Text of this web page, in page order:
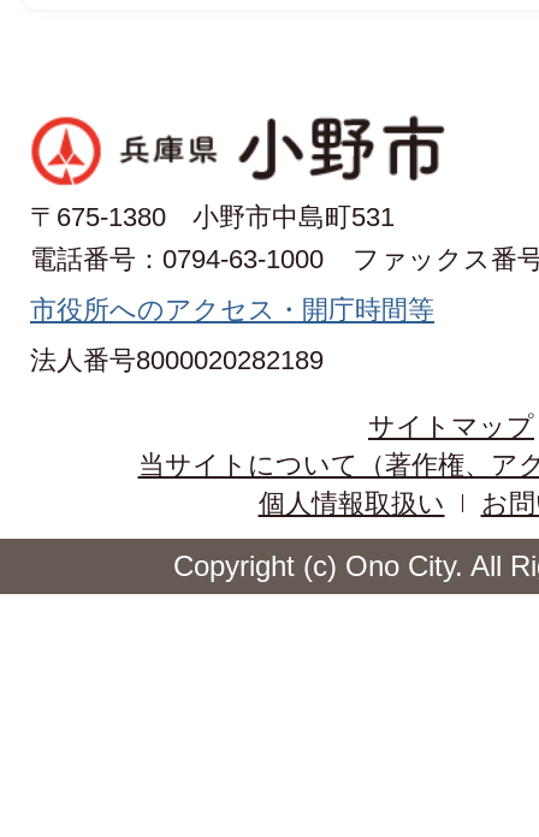
〒675-1380 小野市中島町531
電話番号：0794-63-1000
ファックス番
市役所へのアクセス・開庁時間等
法人番号8000020282189
サイトマップ
当サイトについて（著作権、ア
個人情報取扱い
お
Copyright (c) Ono City. All